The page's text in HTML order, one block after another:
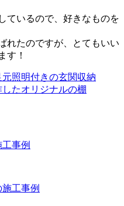
ているので、好きなものを
れたのですが、とてもいい
す！
照明付きの玄関収納
たオリジナルの棚